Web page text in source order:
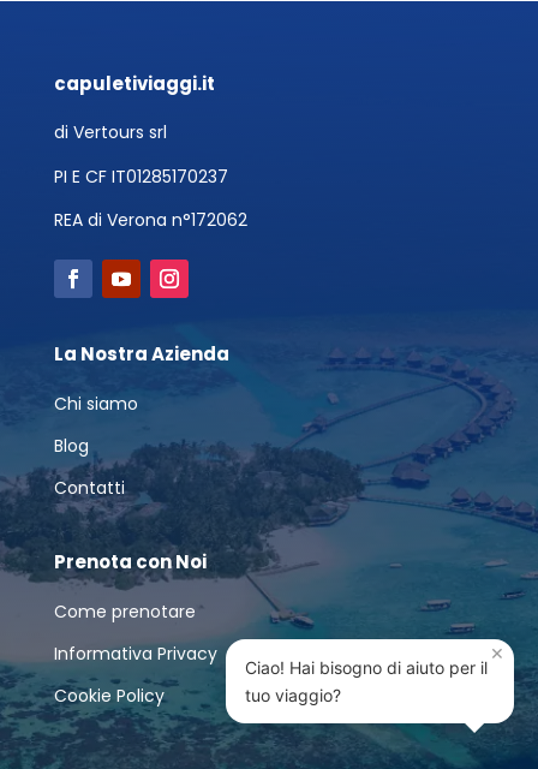
capuletiviaggi.it
di Vertours srl
PI E CF IT01285170237
REA di Verona n°172062
La Nostra Azienda
Chi siamo
Blog
Contatti
Prenota con Noi
Come prenotare
Informativa Privacy
Cookie Policy
×
Ciao! Hai bisogno di aiuto per il
tuo viaggio?